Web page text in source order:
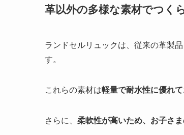
革以外の多様な素材でつく
ランドセルリュックは、従来の革製
す。
これらの素材は軽量で耐水性に優れ
さらに、 柔軟性が高いため、お子さ